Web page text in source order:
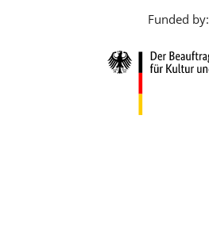
Nederlands
Português
Funded by: